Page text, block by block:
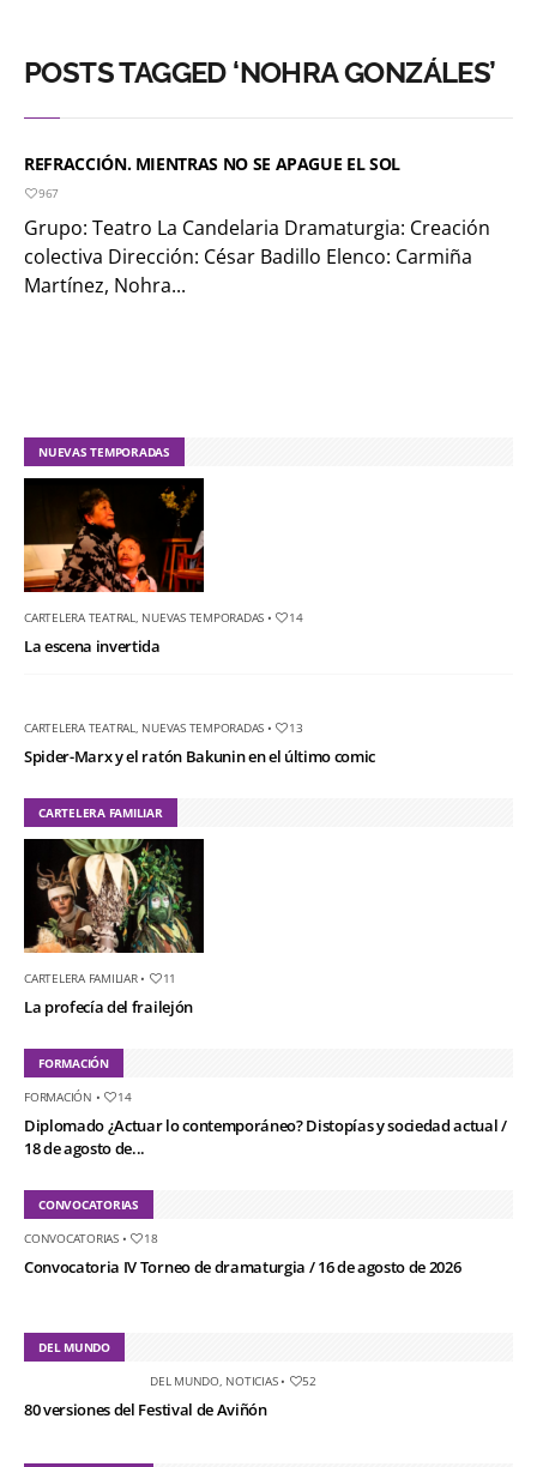
POSTS TAGGED ‘NOHRA GONZÁLES’
REFRACCIÓN. MIENTRAS NO SE APAGUE EL SOL
967
Grupo: Teatro La Candelaria Dramaturgia: Creación
colectiva Dirección: César Badillo Elenco: Carmiña
Martínez, Nohra...
NUEVAS TEMPORADAS
CARTELERA TEATRAL NUEVAS TEMPORADAS • 14
La escena invertida
CARTELERA TEATRAL NUEVAS TEMPORADAS • 13
Spider-Marx y el ratón Bakunin en el último comic
CARTELERA FAMILIAR
CARTELERA FAMILIAR• 11
La profecía del frailejón
FORMACIÓN
FORMACIÓN • 14
Diplomado ¿Actuar lo contemporáneo? Distopías y sociedad actual /
18 de agosto de...
CONVOCATORIAS
CONVOCATORIAS• 18
Convocatoria IV Torneo de dramaturgia / 16 de agosto de 2026
DEL MUNDO
DEL MUNDO, NOTICIAS• 52
80 versiones del Festival de Aviñón